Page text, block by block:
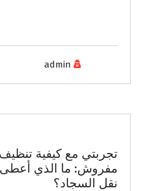
admin
تجربتي مع كيفية
مفروش: ما الذي أعطى
نقل السجاد؟